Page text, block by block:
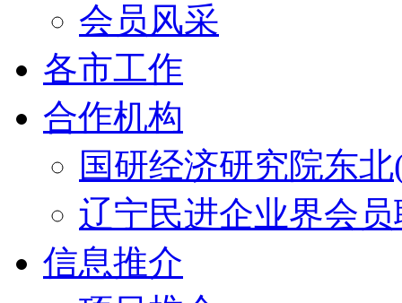
会员风采
各市工作
合作机构
国研经济研究院东
辽宁民进企业界会
信息推介